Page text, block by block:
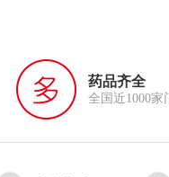
药品齐全
全国近1000家